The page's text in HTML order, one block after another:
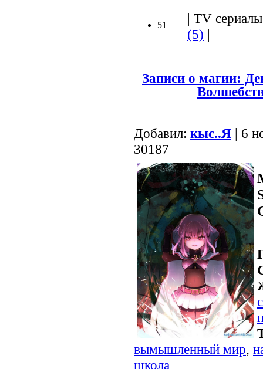
51
| TV
(5) |
Записи о магии:
Добавил: кыс..Я | 6
30187
вымышленный мир,
школа